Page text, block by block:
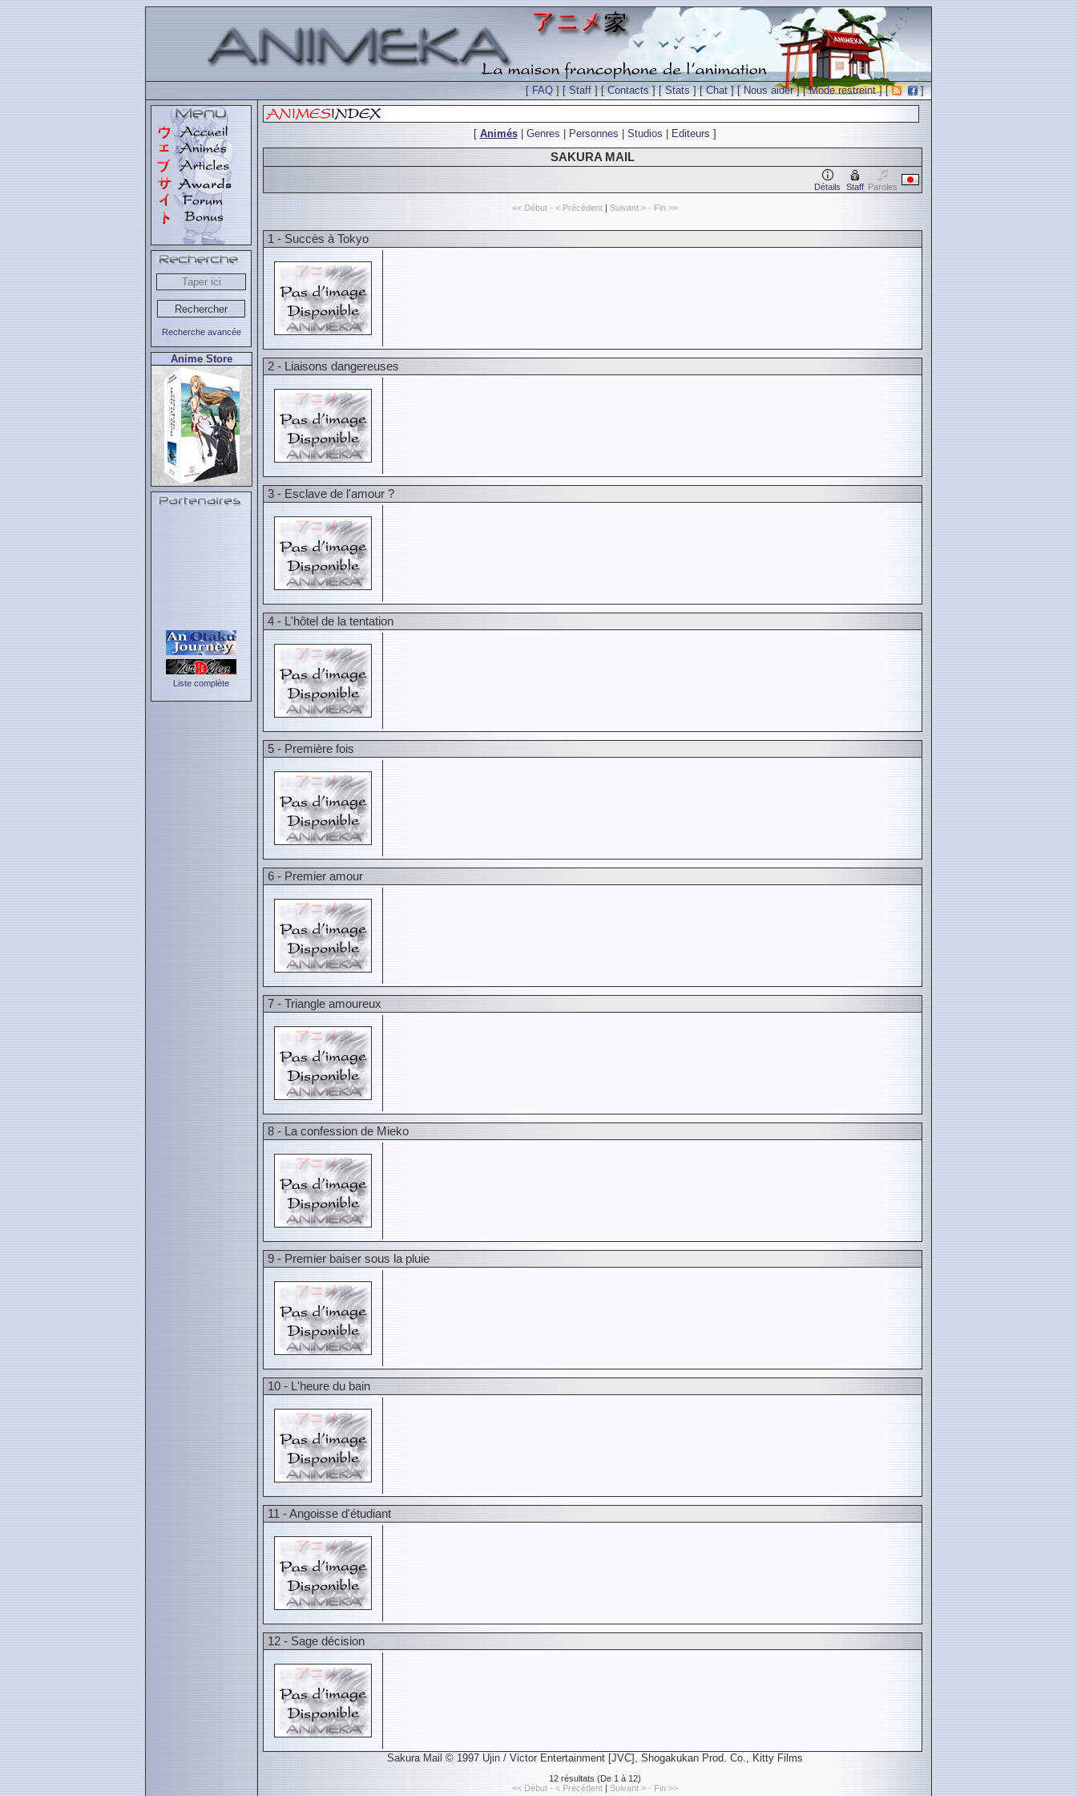
[FAQ ] [Staff ] [Contacts] [Stats] [Chat] [Nous aider] [Mode restreint] [ ]
Recherche avancée
Anime Store
Liste complète
[ Animés| Genres Personnes Studios Editeurs ]
SAKURA MAIL
Détails Staff Paroles
<< Début - < Précédent | Suivant > - Fin >>
1 - Succès à Tokyo
2 - Liaisons dangereuses
3 - Esclave de l'amour ?
4 - L'hôtel de la tentation
5 - Première fois
6 - Premier amour
7 - Triangle amoureux
8 - La confession de Mieko
9 - Premier baiser sous la pluie
10 - L'heure du bain
11 - Angoisse d'étudiant
12 - Sage décision
Sakura Mail © 1997 Ujin / Victor Entertainment [JVC], Shogakukan Prod. Co., Kitty Films
12 résultats (De 1 à 12)
<< Début - < Précédent | Suivant > - Fin >>